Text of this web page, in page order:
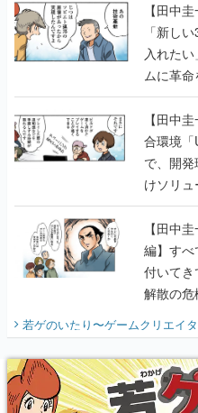
【田中
「新し
入れた
ムに革
のいたり
【田中
合環境
で、開
けソリ
に行っ
【田中
編】すべ
付いて
解散の
開く。
『少年
り】
若ゲのいたり〜ゲームクリエイ